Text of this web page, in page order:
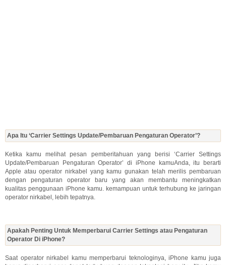
Apa Itu ‘Carrier Settings Update/Pembaruan Pengaturan Operator’?
Ketika kamu melihat pesan pemberitahuan yang berisi ‘Carrier Settings
Update/Pembaruan Pengaturan Operator’ di iPhone kamuAnda, itu berarti
Apple atau operator nirkabel yang kamu gunakan telah merilis pembaruan
dengan pengaturan operator baru yang akan membantu meningkatkan
kualitas penggunaan iPhone kamu. kemampuan untuk terhubung ke jaringan
operator nirkabel, lebih tepatnya.
Apakah Penting Untuk Memperbarui Carrier Settings atau Pengaturan
Operator Di iPhone?
Saat operator nirkabel kamu memperbarui teknologinya, iPhone kamu juga